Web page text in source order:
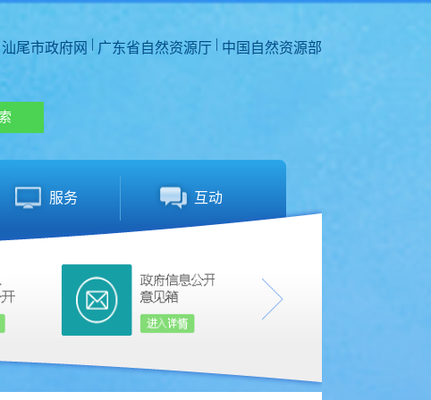
汕尾市政府网 | 广东省自然资源厅 | 中国自然资源部
服务 互动